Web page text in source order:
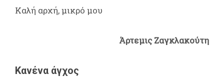
Καλή αρχή, μικρό μου
Άρτεμις Ζαγκλακούτη
Κανένα άγχος